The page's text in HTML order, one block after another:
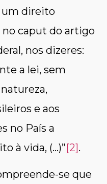
direito
caput do artigo
nos dizeres:
a lei, sem
e aos
no País a
à vida, (…)”[2].
se que